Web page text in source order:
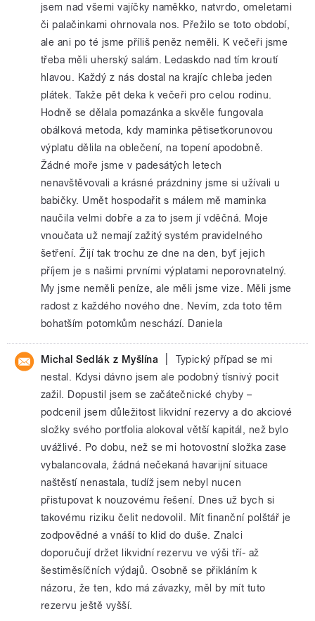
jsem nad všemi vajíčky naměkko, natvrdo, omeletami
či palačinkami ohrnovala nos. Přežilo se toto období,
ale ani po té jsme příliš peněz neměli. K večeři jsme
třeba měli uherský salám. Ledaskdo nad tím kroutí
hlavou. Každý z nás dostal na krajíc chleba jeden
plátek. Takže pět deka k večeři pro celou rodinu.
Hodně se dělala pomazánka a skvěle fungovala
obálková metoda, kdy maminka pětisetkorunovou
výplatu dělila na oblečení, na topení apodobně.
Žádné moře jsme v padesátých letech
nenavštěvovali a krásné prázdniny jsme si užívali u
babičky. Umět hospodařit s málem mě maminka
naučila velmi dobře a za to jsem jí vděčná. Moje
vnoučata už nemají zažitý systém pravidelného
šetření. Žijí tak trochu ze dne na den, byť jejich
příjem je s našimi prvními výplatami neporovnatelný.
My jsme neměli peníze, ale měli jsme vize. Měli jsme
radost z každého nového dne. Nevím, zda toto těm
bohatším potomkům neschází. Daniela
Michal Sedlák z Myšlína
Typický případ se mi
nestal. Kdysi dávno jsem ale podobný tísnivý pocit
zažil. Dopustil jsem se začátečnické chyby –
podcenil jsem důležitost likvidní rezervy a do akciové
složky svého portfolia alokoval větší kapitál, než bylo
uvážlivé. Po dobu, než se mi hotovostní složka zase
vybalancovala, žádná nečekaná havarijní situace
naštěstí nenastala, tudíž jsem nebyl nucen
přistupovat k nouzovému řešení. Dnes už bych si
takovému riziku čelit nedovolil. Mít finanční polštář je
zodpovědné a vnáší to klid do duše. Znalci
doporučují držet likvidní rezervu ve výši tří- až
šestiměsíčních výdajů. Osobně se přikláním k
názoru, že ten, kdo má závazky, měl by mít tuto
rezervu ještě vyšší.